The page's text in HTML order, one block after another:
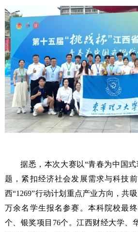
据悉，本次大赛以“青春为中国
题，紧扣经济社会发展需求与科技
西“1269”行动计划重点产业方向，共
万余名学生报名参赛。本科院校最
个、银奖项目76个。江西财经大学、